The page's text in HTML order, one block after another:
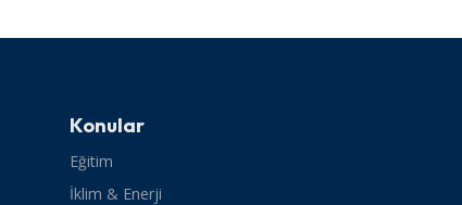
Konular
Eğitim
İklim & Enerji